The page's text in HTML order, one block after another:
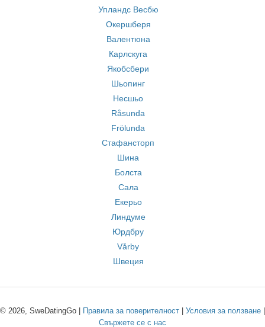
Упландс Весбю
Окершберя
Валентюна
Карлскуга
Якобсбери
Шьопинг
Несшьо
Råsunda
Frölunda
Стафансторп
Шина
Болста
Сала
Екерьо
Линдуме
Юрдбру
Vårby
Швеция
© 2026, SweDatingGo | Правила за поверителност Условия за ползване
Свържете се с нас